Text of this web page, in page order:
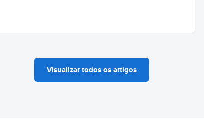
Visualizar todos os artigos